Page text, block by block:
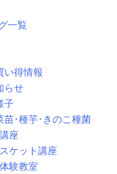
一覧
い得情報
らせ
子
苗･種芋･きのこ種菌
座
ケット講座
験教室